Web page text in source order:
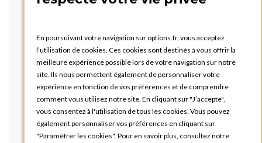
En poursuivant votre navigation sur options.fr, vous acceptez
l’utilisation de cookies. Ces cookies sont destinés à vous offrir la
meilleure expérience possible lors de votre navigation sur notre
site. Ils nous permettent également de personnaliser votre
expérience en fonction de vos préférences et de comprendre
comment vous utilisez notre site. En cliquant sur "J’accepte",
vous consentez à l'utilisation de tous les cookies. Vous pouvez
également personnaliser vos préférences en cliquant sur
"Paramétrer les cookies". Pour en savoir plus, consultez notre